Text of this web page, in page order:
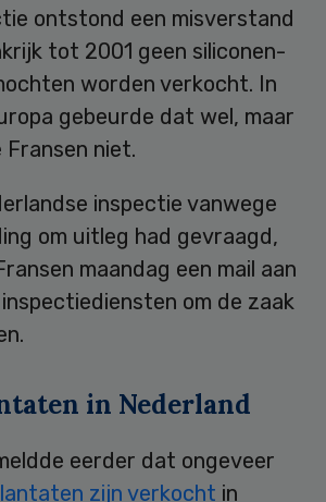
ontstond een misverstand
tot 2001 geen siliconen-
worden verkocht. In
gebeurde dat wel, maar
niet.
inspectie vanwege
om uitleg had gevraagd,
maandag een mail aan
om de zaak
in Nederland
eerder dat ongeveer
zijn verkocht in